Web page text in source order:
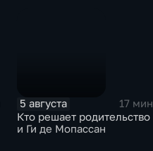
5 августа
17 мин
Кто решает родительство
и Ги де Мопассан